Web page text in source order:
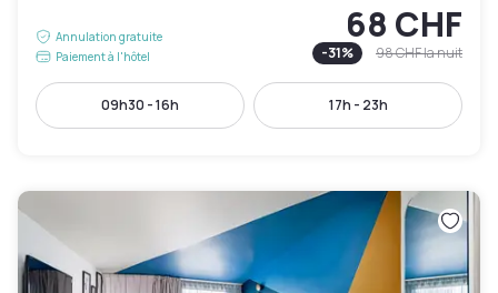
Annulation gratuite
Paiement à l'hôtel
68 CHF
-31% 98 CHFla nuit
09h30 - 16h 17h - 23h